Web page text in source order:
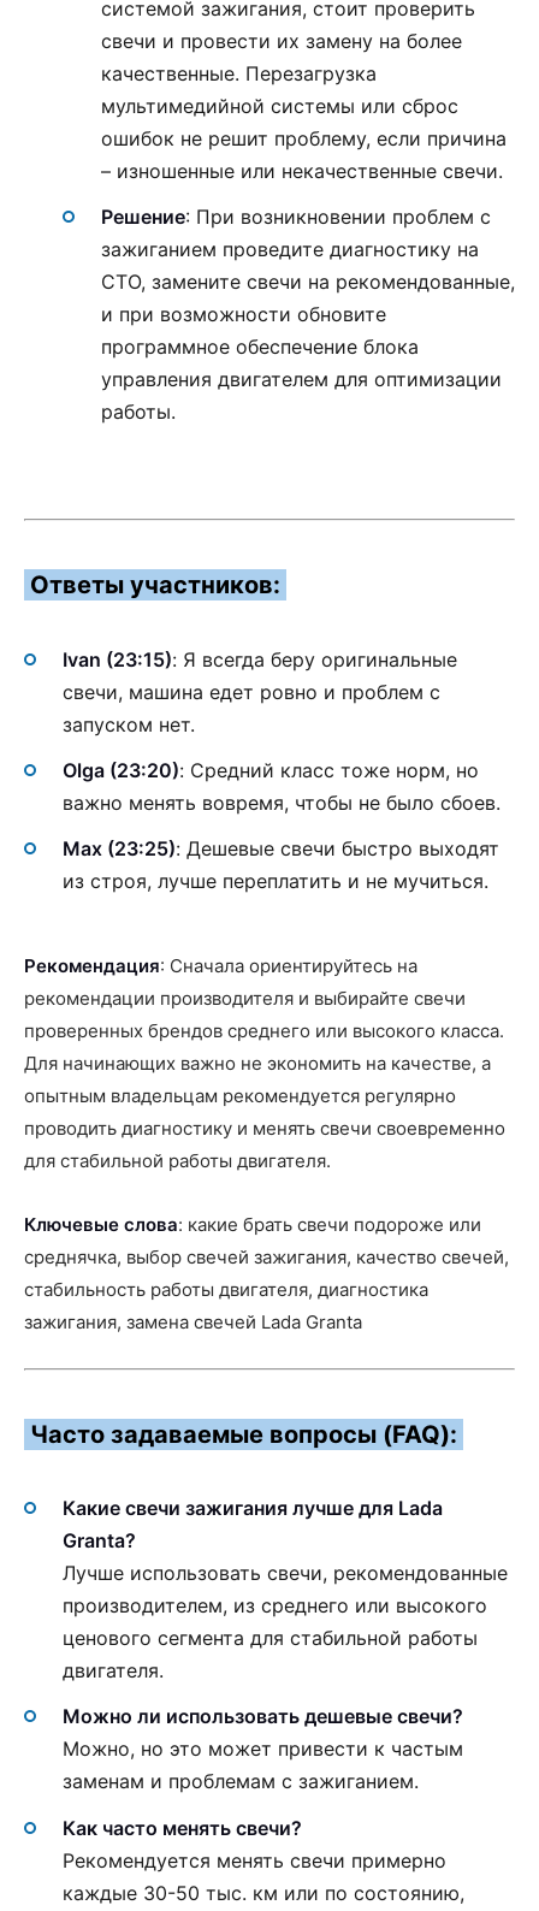
системой зажигания, стоит проверить
свечи и провести их замену на более
качественные. Перезагрузка
мультимедийной системы или сброс
ошибок не решит проблему, если причина
– изношенные или некачественные свечи.
Решение: При возникновении проблем с
зажиганием проведите диагностику на
СТО, замените свечи на рекомендованные,
и при возможности обновите
программное обеспечение блока
управления двигателем для оптимизации
работы.
Ответы участников:
Ivan (23:15): Я всегда беру оригинальные
свечи, машина едет ровно и проблем с
запуском нет.
Olga (23:20): Средний класс тоже норм, но
важно менять вовремя, чтобы не было сбоев.
Max (23:25): Дешевые свечи быстро выходят
из строя, лучше переплатить и не мучиться.
Рекомендация: Сначала ориентируйтесь на
рекомендации производителя и выбирайте свечи
проверенных брендов среднего или высокого класса.
Для начинающих важно не экономить на качестве, а
опытным владельцам рекомендуется регулярно
проводить диагностику и менять свечи своевременно
для стабильной работы двигателя.
Ключевые слова: какие брать свечи подороже или
среднячка, выбор свечей зажигания, качество свечей,
стабильность работы двигателя, диагностика
зажигания, замена свечей Lada Granta
Часто задаваемые вопросы (FAQ):
Какие свечи зажигания лучше для Lada
Granta?
Лучше использовать свечи, рекомендованные
производителем, из среднего или высокого
ценового сегмента для стабильной работы
двигателя.
Можно ли использовать дешевые свечи?
Можно, но это может привести к частым
заменам и проблемам с зажиганием.
Как часто менять свечи?
Рекомендуется менять свечи примерно
каждые 30-50 тыс. км или по состоянию,